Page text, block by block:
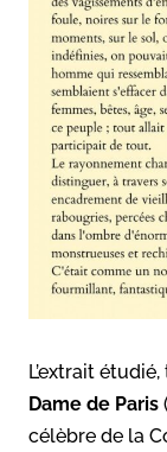
L’extrait
Dame de Paris
célèbre de la